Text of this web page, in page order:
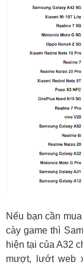
Nếu bạn cần
cày game thì
hiện tại của A32
mượt, lướt web